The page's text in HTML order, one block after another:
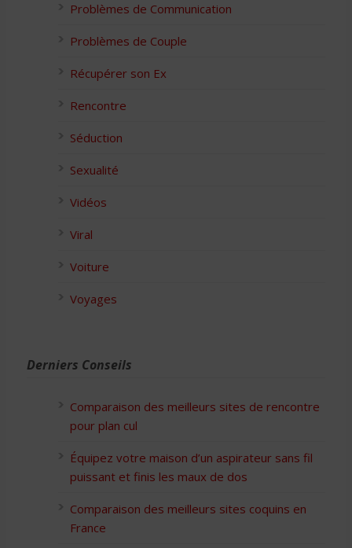
Problèmes de Communication
Problèmes de Couple
Récupérer son Ex
Rencontre
Séduction
Sexualité
Vidéos
Viral
Voiture
Voyages
Derniers Conseils
Comparaison des meilleurs sites de rencontre
pour plan cul
Équipez votre maison d’un aspirateur sans fil
puissant et finis les maux de dos
Comparaison des meilleurs sites coquins en
France